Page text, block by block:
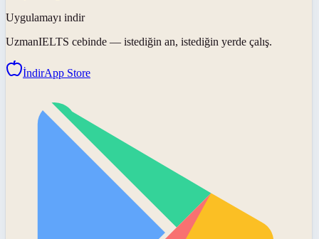
Uygulamayı indir
UzmanIELTS cebinde — istediğin an, istediğin yerde çalış.
İndirApp Store